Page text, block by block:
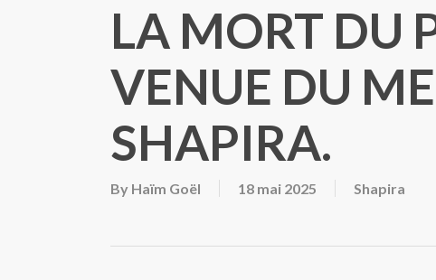
LA MORT DU
VENUE DU
SHAPIRA.
By Haïm Goël 18 mai 2025 Shapira